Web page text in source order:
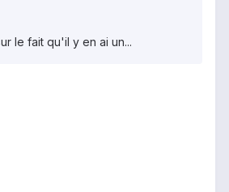
le fait qu'il y en ai un...